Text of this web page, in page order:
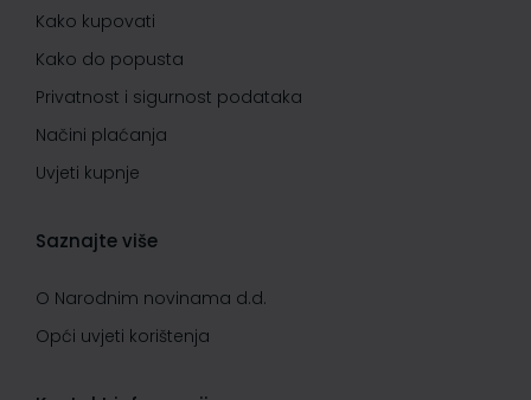
Kako kupovati
Kako do popusta
Privatnost i sigurnost podataka
Načini plaćanja
Uvjeti kupnje
Saznajte više
O Narodnim novinama d.d.
Opći uvjeti korištenja